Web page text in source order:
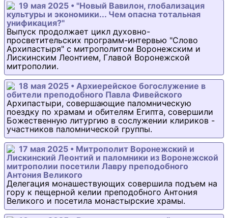
19 мая 2025 • "Новый Вавилон, глобализация
культуры и экономики... Чем опасна тотальная
унификация?"
Выпуск продолжает цикл духовно-
просветительских программ-интервью "Слово
Архипастыря" с митрополитом Воронежским и
Лискинским Леонтием, Главой Воронежской
митрополии.
18 мая 2025 • Архиерейское богослужение в
обители преподобного Павла Фивейского
Архипастыри, совершающие паломническую
поездку по храмам и обителям Египта, совершили
Божественную литургию в сослужении клириков -
участников паломнической группы.
17 мая 2025 • Митрополит Воронежский и
Лискинский Леонтий и паломники из Воронежской
митрополии посетили Лавру преподобного
Антония Великого
Делегация монашествующих совершила подъем на
гору к пещерной келии преподобного Антония
Великого и посетила монастырские храмы.